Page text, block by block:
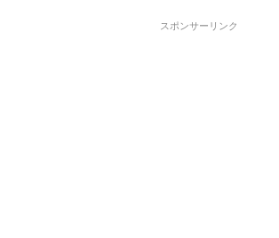
スポンサーリンク